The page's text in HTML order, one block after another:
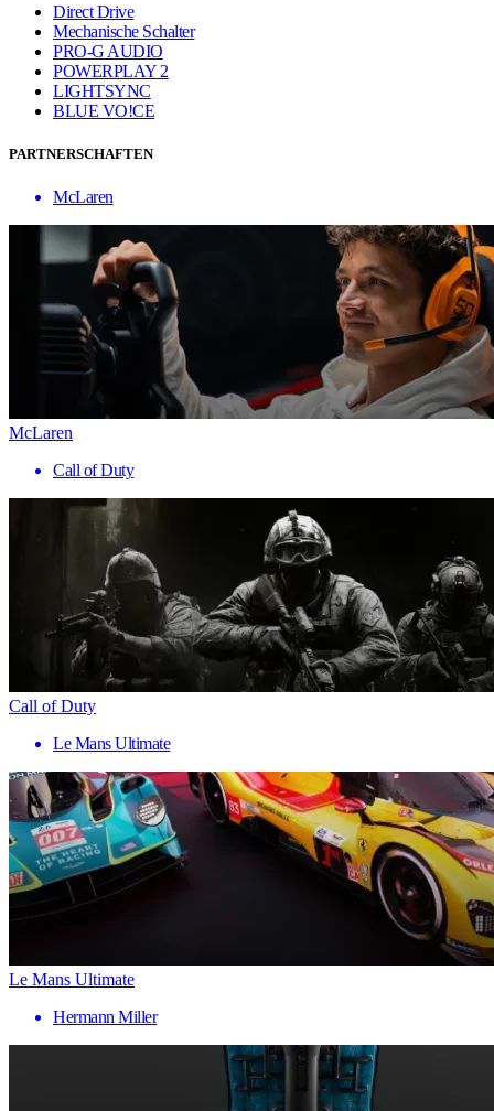
Direct Drive
Mechanische Schalter
PRO-G AUDIO
POWERPLAY 2
LIGHTSYNC
BLUE VO!CE
PARTNERSCHAFTEN
McLaren
McLaren
Call of Duty
Call of Duty
Le Mans Ultimate
Le Mans Ultimate
Hermann Miller